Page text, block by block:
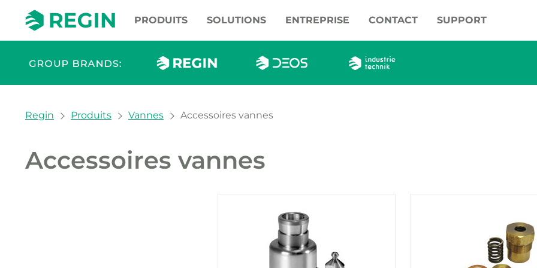
PRODUITS SOLUTIONS ENTREPRISE CONTACT SUPPORT
You are here:
Regin Produits Vannes Accessoires vannes
Accessoires vannes